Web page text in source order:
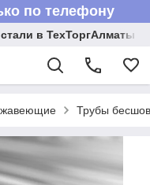
по телефону
в ТехТоргАлматы
Трубы